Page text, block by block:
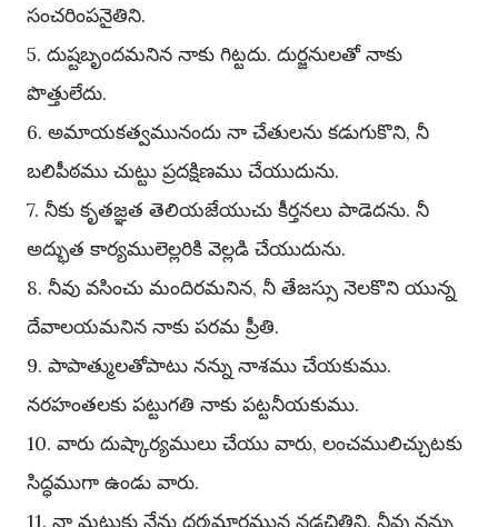
సంచరింపనైతిని.
5. దుష్టబృందమనిన నాకు గిట్టదు. దుర్జనులతో నాకు
పొత్తులేదు.
6. అమాయకత్వమునందు నా చేతులను కడుగుకొని, నీ
బలిపీఠము చుట్టు ప్రదక్షిణము చేయుదును.
7. నీకు కృతజ్ఞత తెలియజేయుచు కీర్తనలు పాడెదను. నీ
అద్భుత కార్యములెల్లరికి వెల్లడి చేయుదును.
8. నీవు వసించు మందిరమనిన, నీ తేజస్సు నెలకొని యున్న
దేవాలయమనిన నాకు పరమ ప్రీతి.
9. పాపాత్ములతోపాటు నన్ను నాశము చేయకుము.
నరహంతలకు పట్టుగతి నాకు పట్టనీయకుము.
10. వారు దుష్కార్యములు చేయు వారు, లంచములిచ్చుటకు
సిద్ధముగా ఉండు వారు.
11. నా మటుకు నేను ధర్మమార్గమున నడచితిని. నీవు నన్ను